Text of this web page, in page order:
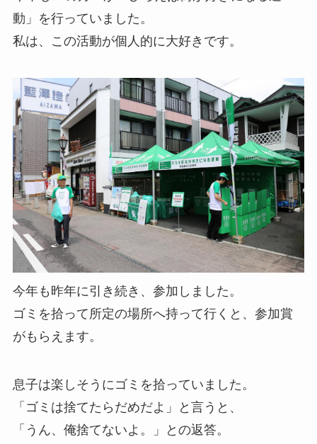
動」を行っていました。
私は、この活動が個人的に大好きです。
今年も昨年に引き続き、参加しました。
ゴミを拾って所定の場所へ持って行くと、参加賞
がもらえます。
息子は楽しそうにゴミを拾っていました。
「ゴミは捨てたらだめだよ」と言うと、
「うん、俺捨てないよ。」との返答。